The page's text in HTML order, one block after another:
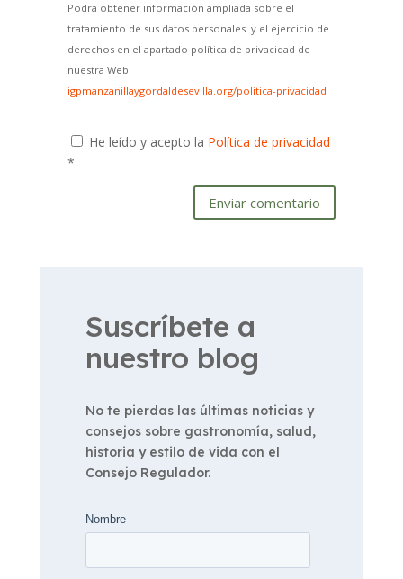
Podrá obtener información ampliada sobre el
tratamiento de sus datos personales y el ejercicio de
derechos en el apartado política de privacidad de
nuestra Web
igpmanzanillaygordaldesevilla.org/politica-privacidad
He leído y acepto la Política de privacidad
*
Enviar comentario
Suscríbete a
nuestro blog
No te pierdas las últimas noticias y
consejos sobre gastronomía, salud,
historia y estilo de vida con el
Consejo Regulador.